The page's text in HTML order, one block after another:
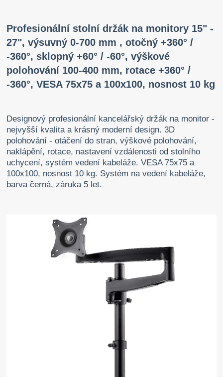
Profesionální stolní držák na monitory 15" -
27", výsuvný 0-700 mm , otočný +360° /
-360°, sklopný +60° / -60°, výškové
polohování 100-400 mm, rotace +360° /
-360°, VESA 75x75 a 100x100, nosnost 10 kg
Designový profesionální kancelářský držák na monitor -
nejvyšší kvalita a krásný moderní design. 3D
polohování - otáčení do stran, výškové polohování,
naklápění, rotace, nastavení vzdálenosti od stolního
uchycení, systém vedení kabeláže. VESA 75x75 a
100x100, nosnost 10 kg. Systém na vedení kabeláže,
barva černá, záruka 5 let.